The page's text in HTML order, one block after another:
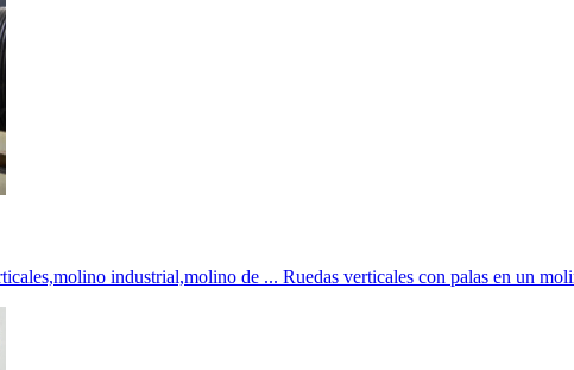
industrial,molino de ... Ruedas verticales con palas en un